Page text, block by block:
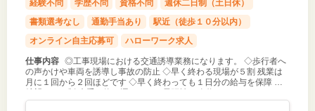
経験不問 学歴不問 資格不問
週休二日制（土日休）
書類選考なし
通勤手当あり
駅近（徒歩１０分以内）
オンライン自主応募可
ハローワーク求人
仕事内容 ◎工事現場における交通誘導業務になります。 ◇歩行者へ
の声かけや車両を誘導し事故の防止 ◇早く終わる現場が５割 残業は
月に１回から２回ほどです ◇早く終わっても１日分の給与を保障 ◇
入社される９割